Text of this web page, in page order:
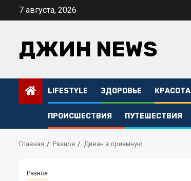
Перейти7 августа, 2026
ДЖИН NEWS
LIFESTYLE ЗДОРОВЬЕ КРАСОТА
ПРОИСШЕСТВИЯ ПУТЕШЕСТВИЯ
Главная Разное Диван в приемную
Разное